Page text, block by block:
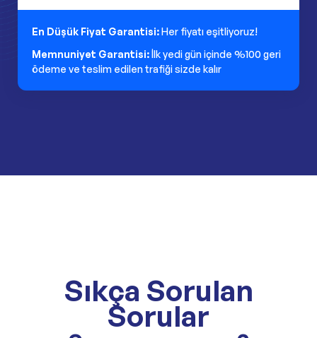
En Düşük Fiyat Garantisi:Her fiyatı eşitliyoruz!
Memnuniyet Garantisi:İlk yedi gün içinde %100 geri
ödeme ve teslim edilen trafiği sizde kalır
Sıkça Sorulan
Sorular